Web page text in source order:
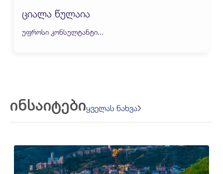
ციალა წულაია
უფროსი კონსულტანტი...
ინსაიტებიყველას ნახვა